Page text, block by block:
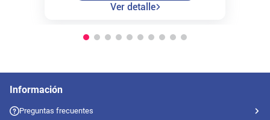
Ver detalle
Información
Preguntas frecuentes